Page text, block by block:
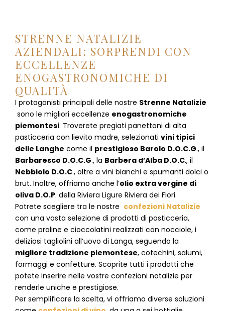
STRENNE NATALIZIE
AZIENDALI: SORPRENDI CON
ECCELLENZE
ENOGASTRONOMICHE DI
QUALITÀ
I protagonisti principali delle nostre Strenne Natalizie
sono le migliori eccellenze enogastronomiche
piemontesi. Troverete pregiati panettoni di alta
pasticceria con lievito madre, selezionati vini tipici
delle Langhe come il prestigioso Barolo D.O.C.G., il
Barbaresco D.O.C.G., la Barbera d’Alba D.O.C., il
Nebbiolo D.O.C., oltre a vini bianchi e spumanti dolci o
brut. Inoltre, offriamo anche l’olio extra vergine di
oliva D.O.P. della Riviera Ligure Riviera dei Fiori.
Potrete scegliere tra le nostre confezioni Natalizie
con una vasta selezione di prodotti di pasticceria,
come praline e cioccolatini realizzati con nocciole, i
deliziosi tagliolini all’uovo di Langa, seguendo la
migliore tradizione piemontese, cotechini, salumi,
formaggi e confetture. Scoprite tutti i prodotti che
potete inserire nelle vostre confezioni natalizie per
renderle uniche e prestigiose.
Per semplificare la scelta, vi offriamo diverse soluzioni